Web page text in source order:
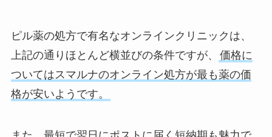
ピル薬の処方で有名なオンラインクリニックは、
上記の通りほとんど横並びの条件ですが、
価格に
ついてはスマルナのオンライン処方が最も薬の価
格が安いようです。